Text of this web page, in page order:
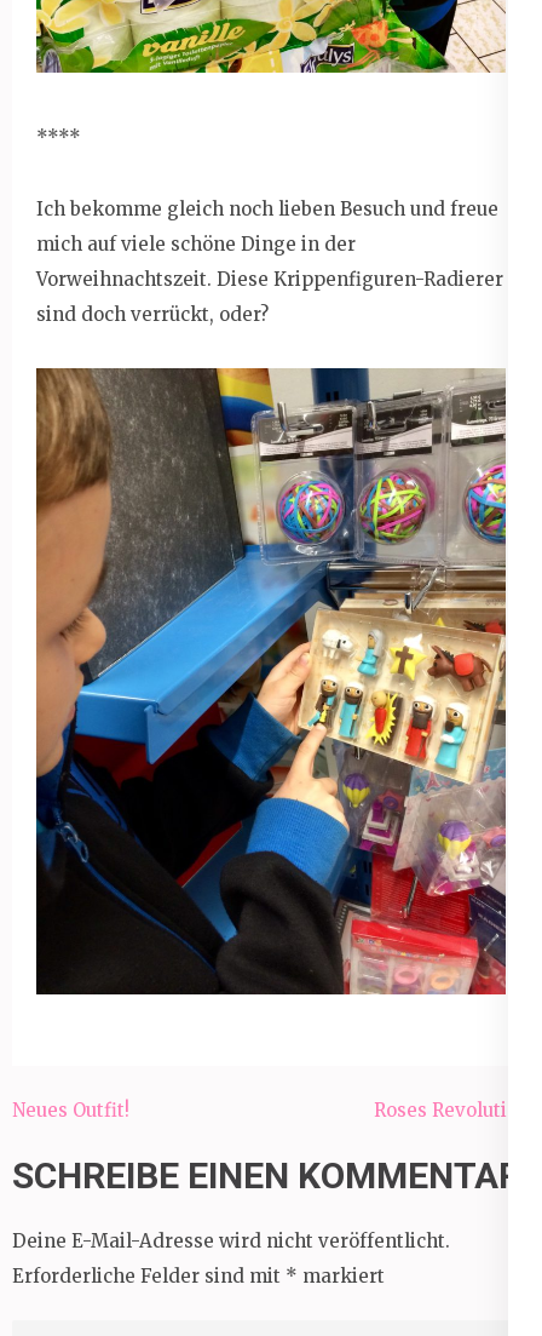
****
Ich bekomme gleich noch lieben Besuch und freue
mich auf viele schöne Dinge in der
Vorweihnachtszeit. Diese Krippenfiguren-Radierer
sind doch verrückt, oder?
Beitragsnavigation
Neues Outfit! Roses Revolution
SCHREIBE EINEN KOMMENTAR
Deine E-Mail-Adresse wird nicht veröffentlicht.
Erforderliche Felder sind mit * markiert